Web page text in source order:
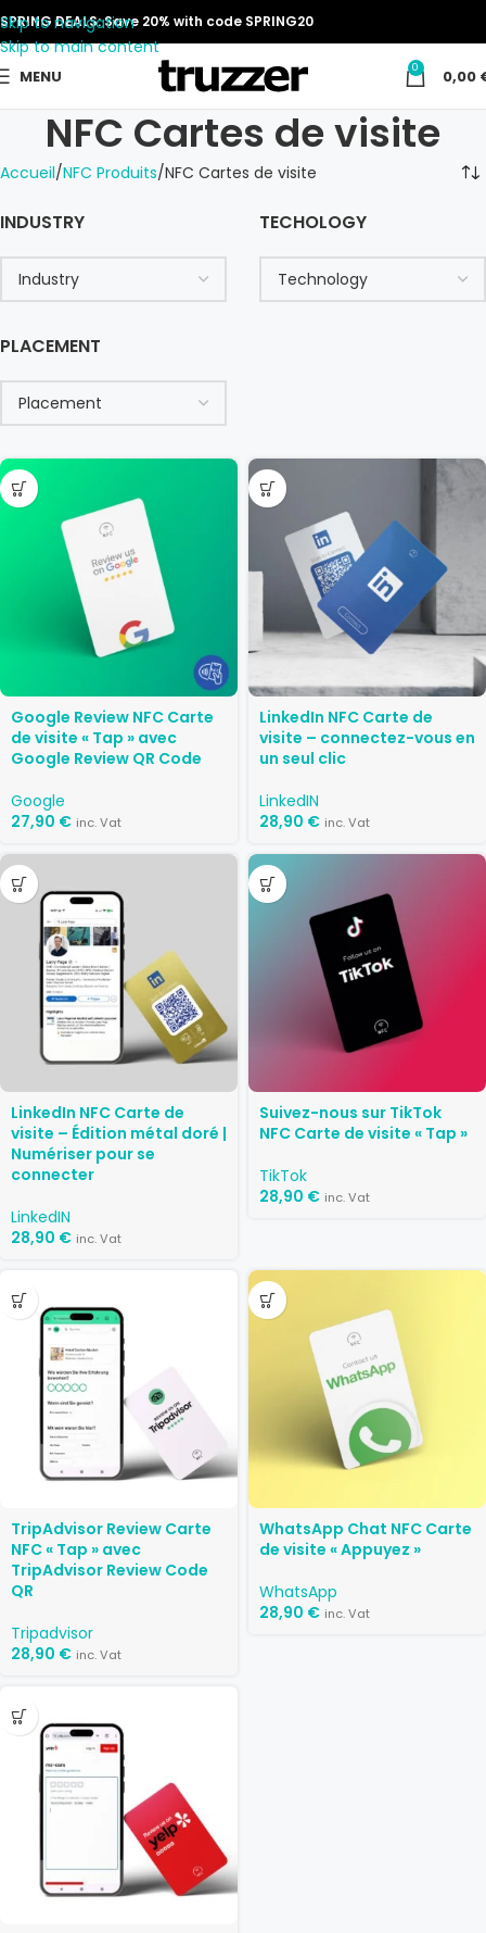
Skip to navigation
Skip to main content
SPRING DEALS: Save 20% with code SPRING20
MENU 0 0,00
NFC Cartes de visite
Accueil NFC Produits NFC Cartes de visite
INDUSTRY TECHOLOGY
PLACEMENT
Google Review NFC Carte
de visite « Tap » avec
Google Review QR Code
Google
27,90 € inc. Vat
LinkedIn NFC Carte de
visite – connectez-vous en
un seul clic
LinkedIN
28,90 € inc. Vat
LinkedIn NFC Carte de
visite – Édition métal doré |
Numériser pour se
connecter
LinkedIN
28,90 € inc. Vat
Suivez-nous sur TikTok
NFC Carte de visite « Tap »
TikTok
28,90 € inc. Vat
TripAdvisor Review Carte
NFC « Tap » avec
TripAdvisor Review Code
QR
Tripadvisor
28,90 € inc. Vat
WhatsApp Chat NFC Carte
de visite « Appuyez »
WhatsApp
28,90 € inc. Vat